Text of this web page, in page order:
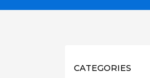
CATEGORIES